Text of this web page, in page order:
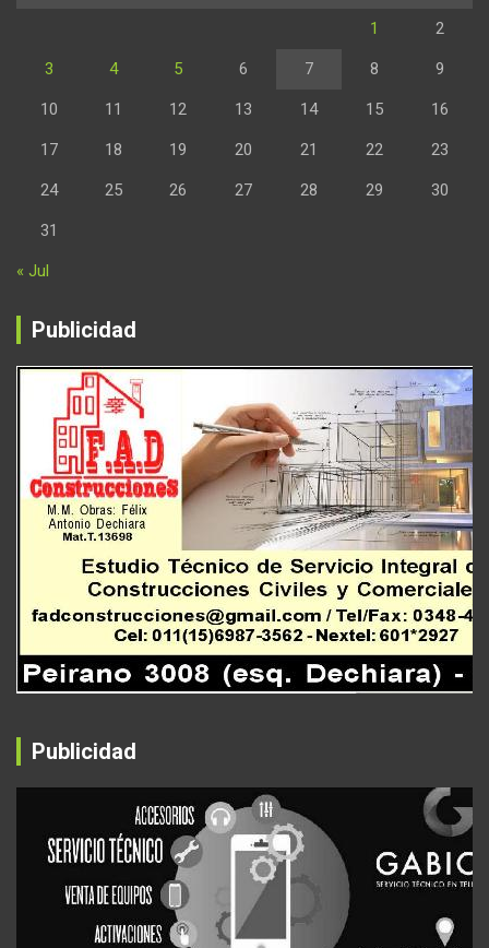
1 2
3 4 5 6 7 8 9
10 11 12 13 14 15 16
17 18 19 20 21 22 23
24 25 26 27 28 29 30
31
« Jul
Publicidad
Publicidad